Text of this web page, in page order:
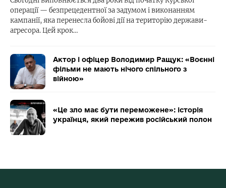
операції — безпрецедентної за задумом і виконанням
кампанії, яка перенесла бойові дії на територію держави-
агресора. Цей крок…
Актор і офіцер Володимир Ращук: «Воєнні
фільми не мають нічого спільного з
війною»
«Це зло має бути переможене»: історія
українця, який пережив російський полон